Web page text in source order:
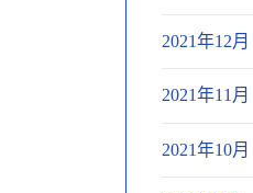
2021年12月
2021年11月
2021年10月